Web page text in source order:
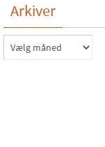
Arkiver
Arkiver